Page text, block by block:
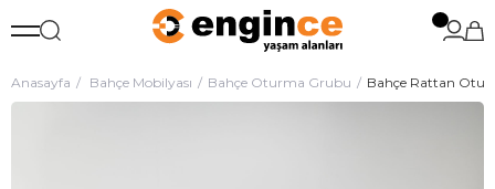
Anasayfa Bahçe Mobilyası Bahçe Oturma Grubu Bahçe Rattan